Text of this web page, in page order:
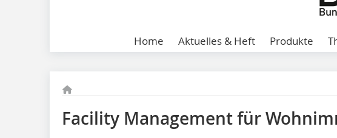
Home Aktuelles & Heft Produkte
Facility Ma­nagement für